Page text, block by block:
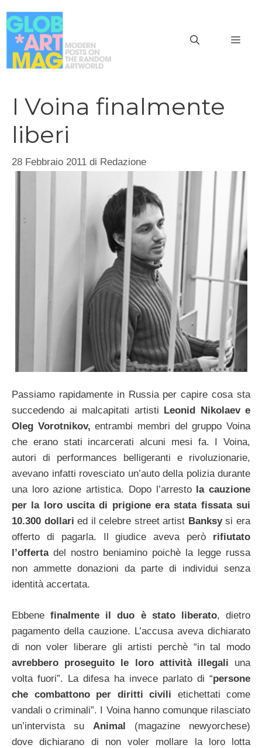
al
contenuto
I Voina finalmente
liberi
28 Febbraio 2011 di Redazione
Passiamo rapidamente in Russia per capire cosa sta
succedendo ai malcapitati artisti
Leonid Nikolaev e
Oleg Vorotnikov, entrambi membri del gruppo Voina
che erano stati incarcerati alcuni mesi fa. I Voina,
autori di performances belligeranti e rivoluzionarie,
avevano infatti rovesciato un’auto della polizia durante
una loro azione artistica. Dopo l’arresto
la cauzione
per la loro uscita di prigione era stata fissata sui
10.300 dollari ed il celebre street artist Banksysi era
offerto di pagarla. Il giudice aveva però rifiutato
l’offerta del nostro beniamino poichè la legge russa
non ammette donazioni da parte di individui senza
identità accertata.
Ebbenefinalmente il duo è stato liberato, dietro
pagamento della cauzione. L’accusa aveva dichiarato
di non voler liberare gli artisti perchè “in tal modo
avrebbero proseguito le loro attività illegali una
volta fuori”. La difesa ha invece parlato di “persone
che combattono per diritti civili etichettati come
vandali o criminali”. I Voina hanno comunque rilasciato
un’intervista su Animal (magazine newyorchese)
dove dichiarano di non voler mollare la loro lotta